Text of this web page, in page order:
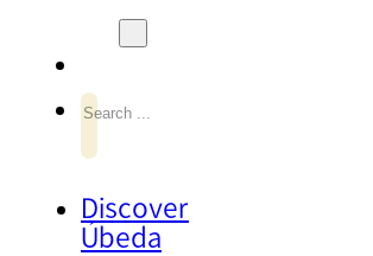
Search
Discover
Úbeda